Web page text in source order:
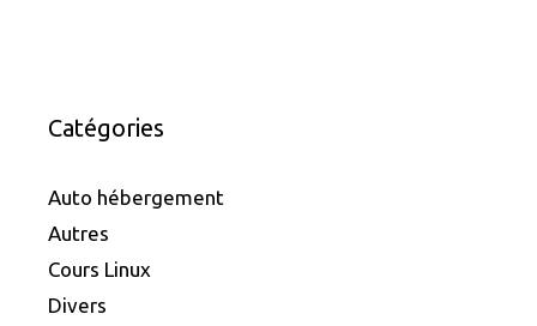
Catégories
Auto hébergement
Autres
Cours Linux
Divers